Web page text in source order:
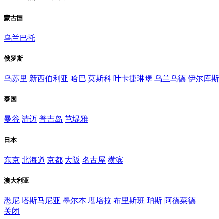
蒙古国
乌兰巴托
俄罗斯
乌苏里 新西伯利亚 哈巴 莫斯科 叶卡捷琳堡 乌兰乌德 伊尔库
泰国
曼谷 清迈 普吉岛 芭堤雅
日本
东京 北海道 京都 大阪 名古屋 横滨
澳大利亚
悉尼 塔斯马尼亚 墨尔本 堪培拉 布里斯班 珀斯 阿德菜德
关闭